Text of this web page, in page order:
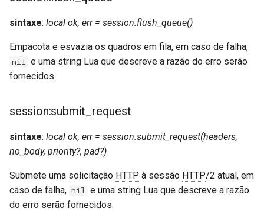
sintaxe: local ok, err = session:flush_queue()
Empacota e esvazia os quadros em fila, em caso de falha,
nil e uma string Lua que descreve a razão do erro serão
fornecidos.
session:submit_request
sintaxe: local ok, err = session:submit_request(headers,
no_body, priority?, pad?)
Submete uma solicitação HTTP à sessão HTTP/2 atual, em
caso de falha, nil e uma string Lua que descreve a razão
do erro serão fornecidos.